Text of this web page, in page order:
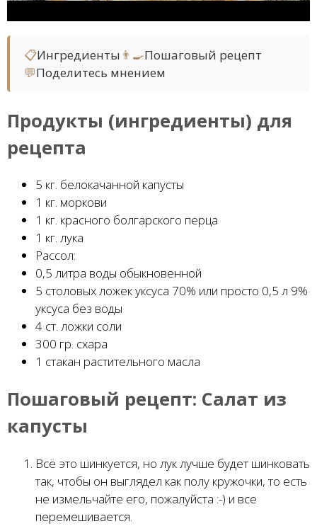
📋Ингредиенты 👨‍🍳Пошаговый рецепт
💬Поделитесь мнением
Продукты (ингредиенты) для
рецепта
5 кг. белокачанной капусты
1 кг. моркови
1 кг. красного болгарского перца
1 кг. лука
Рассол:
0,5 литра воды обыкновенной
5 столовых ложек уксуса 70% или просто 0,5 л 9%
уксуса без воды
4 ст. ложки соли
300 гр. схара
1 стакан растительного масла
Пошаговый рецепт: Салат из
капусты
Всё это шинкуется, но лук лучше будет шинковать
так, чтобы он выглядел как полу кружочки, то есть
не измельчайте его, пожалуйста :-) и все
перемешивается.